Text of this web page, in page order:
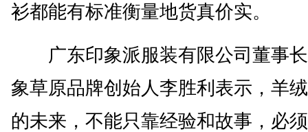
衫都能有标准衡量地货真价实。
广东印象派服装有限公司董事
象草原品牌创始人李胜利表示，羊
的未来，不能只靠经验和故事，必